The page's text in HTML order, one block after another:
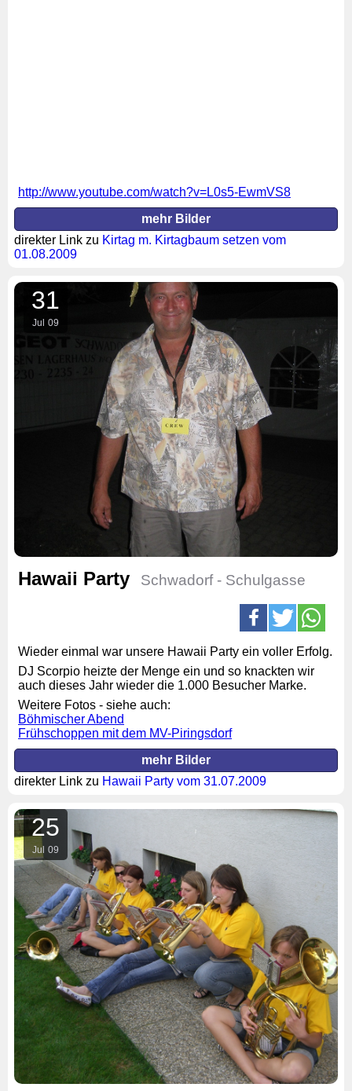
http://www.youtube.com/watch?v=L0s5-EwmVS8
mehr Bilder
direkter Link zu Kirtag m. Kirtagbaum setzen vom
01.08.2009
31
Jul 09
Hawaii Party Schwadorf - Schulgasse
Wieder einmal war unsere Hawaii Party ein voller Erfolg.
DJ Scorpio heizte der Menge ein und so knackten wir
auch dieses Jahr wieder die 1.000 Besucher Marke.
Weitere Fotos - siehe auch:
Böhmischer Abend
Frühschoppen mit dem MV-Piringsdorf
mehr Bilder
direkter Link zu Hawaii Party vom 31.07.2009
25
Jul 09